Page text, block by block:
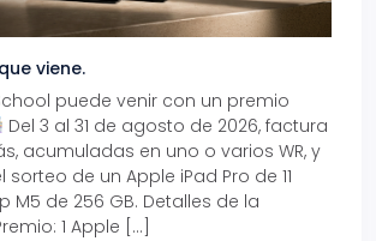
viene.
puede venir con un premio
Del 3 al 31 de agosto de 2026, factura
acumuladas en uno o varios WR, y
de un Apple iPad Pro de 11
M5 de 256 GB. Detalles de la
1 Apple […]